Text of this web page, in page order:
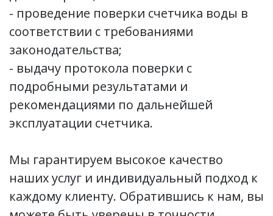
- проведение поверки счетчика воды в
соответствии с требованиями
законодательства;
- выдачу протокола поверки с
подробными результатами и
рекомендациями по дальнейшей
эксплуатации счетчика.
Мы гарантируем высокое качество
наших услуг и индивидуальный подход к
каждому клиенту. Обратившись к нам, вы